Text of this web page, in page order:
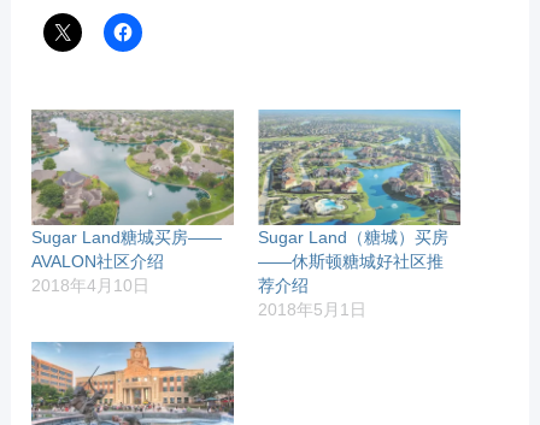
Sugar Land糖城买房——
AVALON社区介绍
2018年4月10日
Sugar Land（糖城）买房
——休斯顿糖城好社区推
荐介绍
2018年5月1日